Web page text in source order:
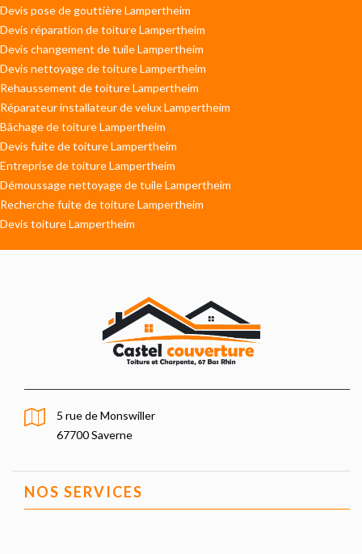
Devis pose de gouttière Lampertheim
Devis réparation de toiture Lampertheim
Devis changement de tuile Lampertheim
Devis nettoyage de toiture Lampertheim
Rehaussement de toiture Lampertheim
Réparateur installateur de velux Lampertheim
Bâchage de toiture Lampertheim
Devis fuite de toiture Lampertheim
Entreprise de toiture Lampertheim
Démoussage nettoyage de tuile Lampertheim
Recherche fuite de toiture Lampertheim
Devis toiture Lampertheim
5 rue de Monswiller
67700 Saverne
NOS SERVICES